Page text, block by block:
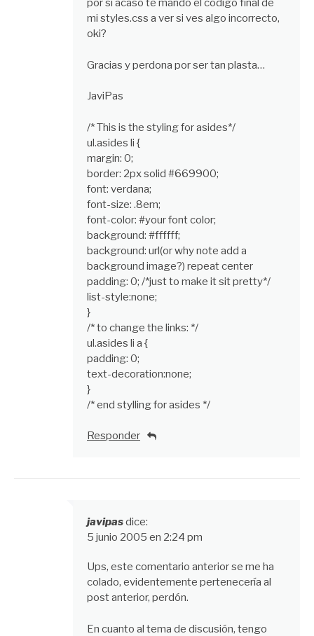
por si acaso te mando el código final de
mi styles.css a ver si ves algo incorrecto,
oki?
Gracias y perdona por ser tan plasta…
JaviPas
/* This is the styling for asides*/
ul.asides li {
margin: 0;
border: 2px solid #669900;
font: verdana;
font-size: .8em;
font-color: #your font color;
background: #ffffff;
background: url(or why note add a
background image?) repeat center
padding: 0; /*just to make it sit pretty*/
list-style:none;
}
/* to change the links: */
ul.asides li a {
padding: 0;
text-decoration:none;
}
/* end stylling for asides */
Responder
javipasdice:
5 junio 2005 en 2:24 pm
Ups, este comentario anterior se me ha
colado, evidentemente pertenecería al
post anterior, perdón.
En cuanto al tema de discusión, tengo